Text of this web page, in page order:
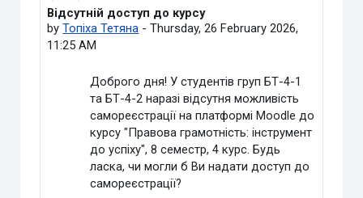
Відсутній доступ до курсу
byТопіха Тетяна -Thursday, 26 February 2026,
11:25 AM
Number of replies: 2
Доброго дня! У студентів груп БТ-4-1
та БТ-4-2 наразі відсутня можливість
самореєстрації на платформі Moodle до
курсу "Правова грамотність: інструмент
до успіху", 8 семестр, 4 курс. Будь
ласка, чи могли б Ви надати доступ до
самореєстрації?